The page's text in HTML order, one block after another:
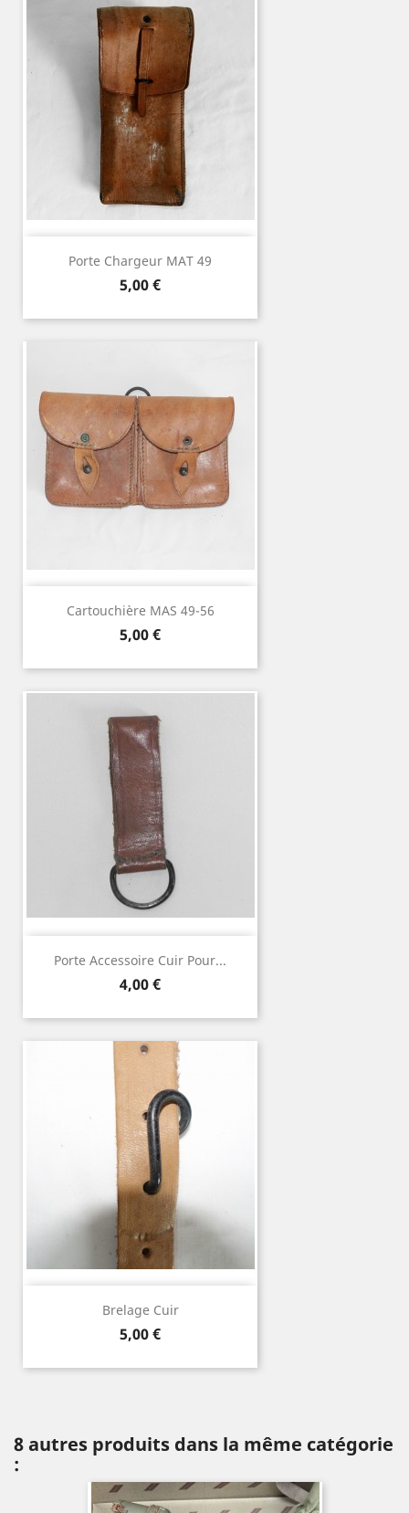
Porte Chargeur MAT 49
Prix
5,00 €
Cartouchière MAS 49-56
Prix
5,00 €
Porte Accessoire Cuir Pour...
Prix
4,00 €
Brelage Cuir
Prix
5,00 €
8 autres produits dans la même catégorie
: